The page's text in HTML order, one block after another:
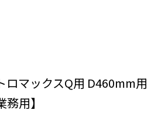
ロマックスQ用 D460mm用
用】